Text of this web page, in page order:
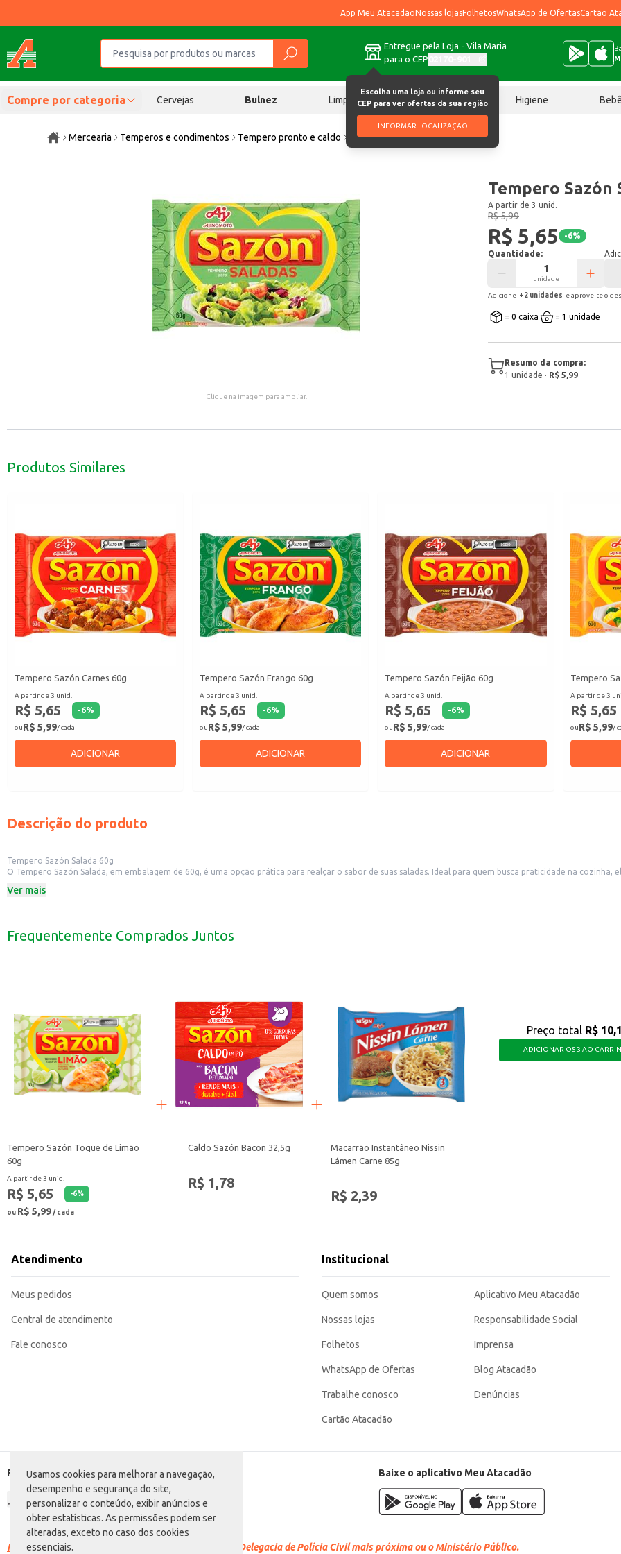
Usamos cookies para melhorar a navegação,
desempenho e segurança do site,
personalizar o conteúdo, exibir anúncios e
obter estatísticas. As permissões podem ser
alteradas, exceto no caso dos cookies
essenciais.
App Meu AtacadãoNossas lojasFolhetosWhatsApp de OfertasCartão
Entregue pela Loja - Vila Maria
para o CEP
Escolha uma loja ou informe seu
CEP para ver ofertas da sua região
INFORMAR LOCALIZAÇÃO
Compre por categoria Cervejas Bulnez Limpeza Chocolates Higiene
Mercearia Temperos e condimentos Tempero pronto e caldo Tempero Sazón Salada 60g
Clique na imagem para ampliar.
Tempero Sazón
A partir de 3 unid.
R$ 5,99
R$ 5,65 -6%
Quantidade:
unidade
Adicione +2 unidades e aproveite o
= 0 caixa = 1 unidade
Resumo da compra:
1 unidade · R$ 5,99
Produtos Similares
Tempero Sazón Carnes 60g
A partir de 3 unid.
R$ 5,65 -6%
ouR$ 5,99/ cada
ADICIONAR
Tempero Sazón Frango 60g
A partir de 3 unid.
R$ 5,65 -6%
ouR$ 5,99/ cada
ADICIONAR
Tempero Sazón Feijão 60g
A partir de 3 unid.
R$ 5,65 -6%
ouR$ 5,99/ cada
ADICIONAR
Tempero
A partir de 3
R$ 5,65
ouR$ 5,99/
Descrição do produto
Tempero Sazón Salada 60g
O Tempero Sazón Salada, em embalagem de 60g, é uma opção prática para realçar o sabor de suas saladas. Ideal para quem busca praticidade na
Adicione diretamente às saladas de folhas, legumes e verduras.
Ver mais
Frequentemente Comprados Juntos
Tempero Sazón Toque de Limão
60g
A partir de 3 unid.
R$ 5,65 -6%
ou R$ 5,99/ cada
Caldo Sazón Bacon 32,5g
R$ 1,78
Macarrão Instantâneo Nissin
Lámen Carne 85g
R$ 2,39
Preço total R$
ADICIONAR OS 3 AO
Atendimento
Meus pedidos
Central de atendimento
Fale conosco
Institucional
Quem somos
Nossas lojas
Folhetos
WhatsApp de Ofertas
Trabalhe conosco
Cartão Atacadão
Aplicativo Meu Atacadão
Responsabilidade Social
Imprensa
Blog Atacadão
Denúncias
Formas de pagamento Baixe o aplicativo Meu Atacadão
Racismo é crime. Denuncie. Disque 100 ou procure a Delegacia de Polícia Civil mais próxima ou o Ministério Público.